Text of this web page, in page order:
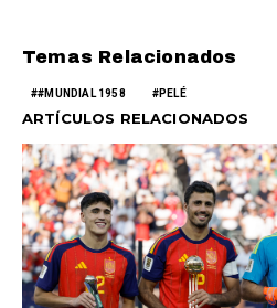
Temas Relacionados
#MUNDIAL 1958 PELÉ
ARTÍCULOS RELACIONADOS